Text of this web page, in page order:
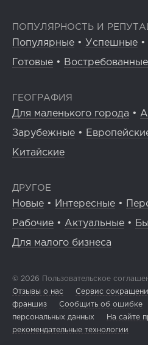
ПОПУЛЯРНОСТЬ И
Популярные • Успешные •
Готовые • Востребованные
ГЕОГРАФИЯ
Для маленького города •
Зарубежные •
Китайские
ДРУГОЕ
Новые • Интересные •
Рабочие • Актуальные •
Для малого бизнеса
© 2026 Пользовательское
Отзывы о нас
Сервис
франшиз
Сообщить об ошибке
персональных данных
На сайте
рекомендательные технологии